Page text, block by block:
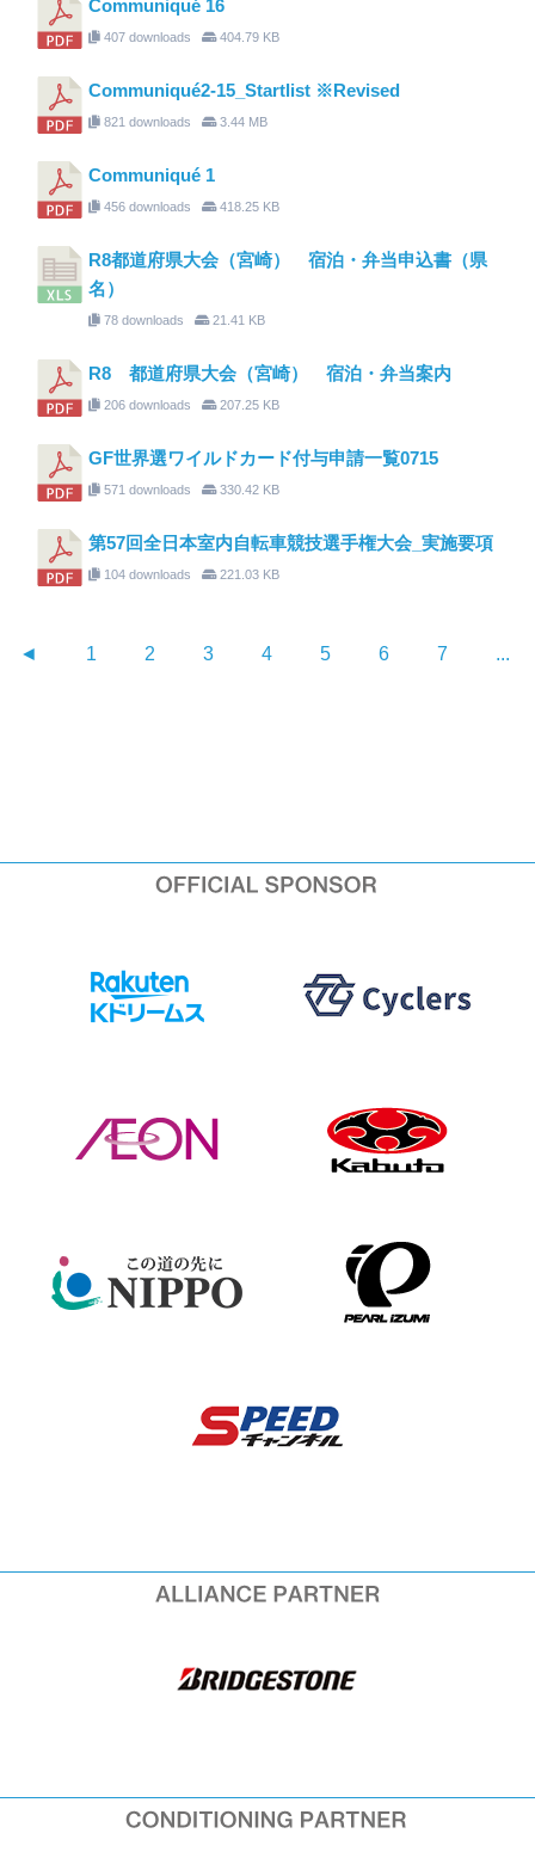
Communiqué 16
407 downloads 404.79 KB
Communiqué2-15_Startlist ※Revised
821 downloads 3.44 MB
Communiqué 1
456 downloads 418.25 KB
R8都道府県大会（宮崎） 宿泊・弁当申込書（県
名）
78 downloads 21.41 KB
R8 都道府県大会（宮崎） 宿泊・弁当案内
206 downloads 207.25 KB
GF世界選ワイルドカード付与申請一覧0715
571 downloads 330.42 KB
第57回全日本室内自転車競技選手権大会_実施要項
104 downloads 221.03 KB
◄ 1 2 3 4 5 6 7 ...